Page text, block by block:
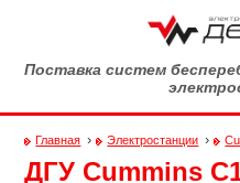
Поставка систем
Вы здесь
Главная › Электростанции ›
ДГУ Cummins